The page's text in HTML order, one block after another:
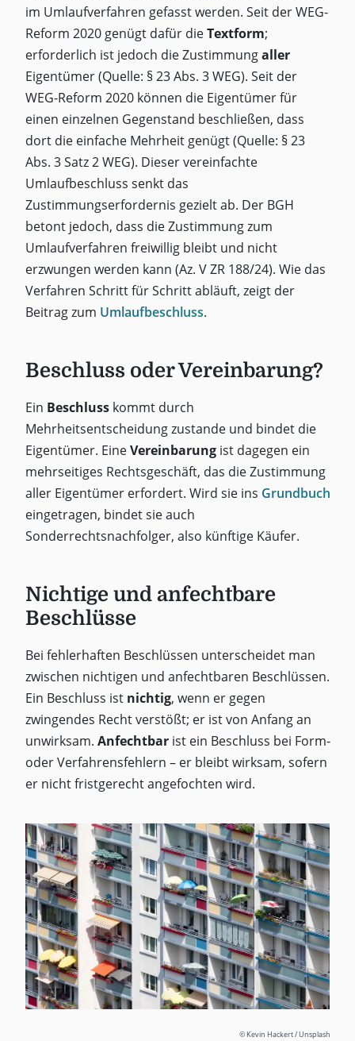
im Umlaufverfahren gefasst werden. Seit der WEG-
Reform 2020 genügt dafür dieTextform;
erforderlich ist jedoch die Zustimmungaller
Eigentümer (Quelle: § 23 Abs. 3 WEG). Seit der
WEG-Reform 2020 können die Eigentümer für
einen einzelnen Gegenstand beschließen, dass
dort die einfache Mehrheit genügt (Quelle: § 23
Abs. 3 Satz 2 WEG). Dieser vereinfachte
Umlaufbeschluss senkt das
Zustimmungserfordernis gezielt ab. Der BGH
betont jedoch, dass die Zustimmung zum
Umlaufverfahren freiwillig bleibt und nicht
erzwungen werden kann (Az. V ZR 188/24). Wie das
Verfahren Schritt für Schritt abläuft, zeigt der
Beitrag zum Umlaufbeschluss.
Beschluss oder Vereinbarung?
Ein Beschlusskommt durch
Mehrheitsentscheidung zustande und bindet die
Eigentümer. EineVereinbarungist dagegen ein
mehrseitiges Rechtsgeschäft, das die Zustimmung
aller Eigentümer erfordert. Wird sie ins Grundbuch
eingetragen, bindet sie auch
Sonderrechtsnachfolger, also künftige Käufer.
Nichtige und anfechtbare
Beschlüsse
Bei fehlerhaften Beschlüssen unterscheidet man
zwischen nichtigen und anfechtbaren Beschlüssen.
Ein Beschluss ist nichtig, wenn er gegen
zwingendes Recht verstößt; er ist von Anfang an
unwirksam. Anfechtbarist ein Beschluss bei Form-
oder Verfahrensfehlern – er bleibt wirksam, sofern
er nicht fristgerecht angefochten wird.
© Kevin Hackert / Unsplash